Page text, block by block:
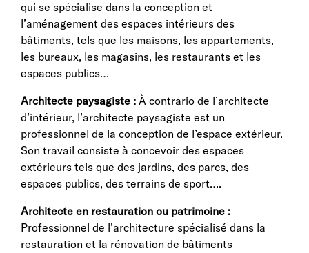
qui se spécialise dans la conception et
l’aménagement des espaces intérieurs des
bâtiments, tels que les maisons, les appartements,
les bureaux, les magasins, les restaurants et les
espaces publics…
Architecte paysagiste : À contrario de l’architecte
d’intérieur, l’architecte paysagiste est un
professionnel de la conception de l’espace extérieur.
Son travail consiste à concevoir des espaces
extérieurs tels que des jardins, des parcs, des
espaces publics, des terrains de sport….
Architecte en restauration ou patrimoine :
Professionnel de l’architecture spécialisé dans la
restauration et la rénovation de bâtiments